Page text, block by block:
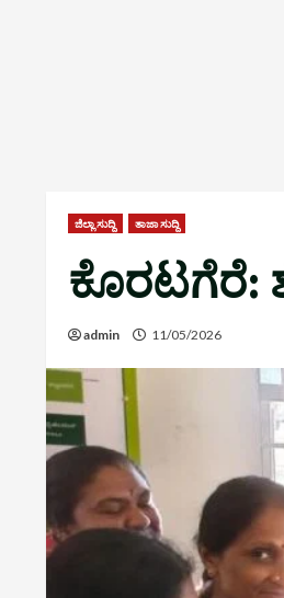
ಜಿಲ್ಲಾ ಸುದ್ದಿ ತಾಜಾ ಸುದ್ದಿ
ಕೊರಟಗೆರೆ:
admin 11/05/2026